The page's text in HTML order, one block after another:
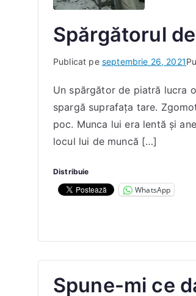
Spărgătorul
D
I
a
c
o
D
l
e
n
a
Publicat pe septembrie 26, 2021
Un spărgător de piatră lucra
spargă suprafaţa tare.
poc. Munca lui era lentă şi
locul lui de muncă […]
Distribuie
WhatsApp
Spune-mi ce